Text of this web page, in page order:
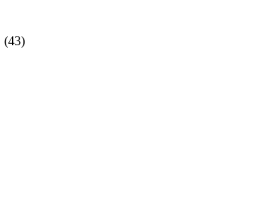
(43)